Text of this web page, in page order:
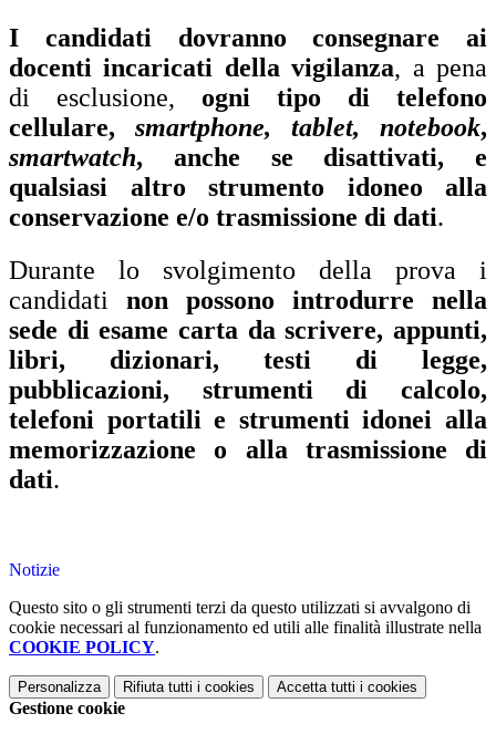
I candidati dovranno consegnare ai
docenti incaricati della vigilanza, a pena
di esclusione, ogni tipo di telefono
cellulare, smartphone, tablet, notebook,
smartwatch, anche se disattivati, e
qualsiasi altro strumento idoneo alla
conservazione e/o trasmissione di dati.
Durante lo svolgimento della prova i
candidati non possono introdurre nella
sede di esame carta da scrivere, appunti,
libri, dizionari, testi di legge,
pubblicazioni, strumenti di calcolo,
telefoni portatili e strumenti idonei alla
memorizzazione o alla trasmissione di
dati.
Notizie
Questo sito o gli strumenti terzi da questo utilizzati si avvalgono di
cookie necessari al funzionamento ed utili alle finalità illustrate nella
COOKIE POLICY.
Personalizza Rifiuta tutti i cookies Accetta tutti i cookies
Gestione cookie